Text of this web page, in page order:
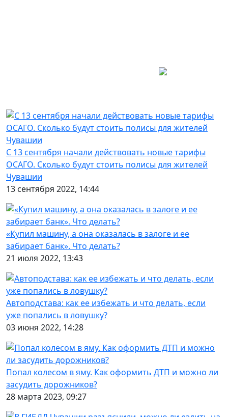
С 13 сентября начали действовать новые тарифы
ОСАГО. Сколько будут стоить полисы для жителей
Чувашии
13 сентября 2022, 14:44
«Купил машину, а она оказалась в залоге и ее
забирает банк». Что делать?
21 июля 2022, 13:43
Автоподстава: как ее избежать и что делать, если
уже попались в ловушку?
03 июня 2022, 14:28
Попал колесом в яму. Как оформить ДТП и можно ли
засудить дорожников?
28 марта 2023, 09:27